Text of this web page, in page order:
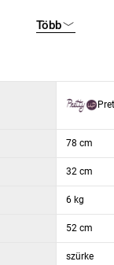
fogantyúval
közül az egyik
és
cipzár
jobb rögzítéséhez
kg. Méretek: 78 x 52
Több
78 cm
32 cm
6 kg
52 cm
szürke